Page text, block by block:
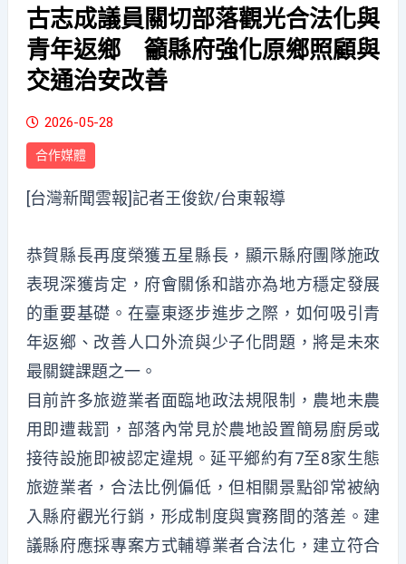
古志成議員關切部落觀光合法化與
青年返鄉 籲縣府強化原鄉照顧與
交通治安改善
2026-05-28
合作媒體
[台灣新聞雲報]記者王俊欽/台東報導
恭賀縣長再度榮獲五星縣長，顯示縣府團隊施政
表現深獲肯定，府會關係和諧亦為地方穩定發展
的重要基礎。在臺東逐步進步之際，如何吸引青
年返鄉、改善人口外流與少子化問題，將是未來
最關鍵課題之一。
目前許多旅遊業者面臨地政法規限制，農地未農
用即遭裁罰，部落內常見於農地設置簡易廚房或
接待設施即被認定違規。延平鄉約有7至8家生態
旅遊業者，合法比例偏低，但相關景點卻常被納
入縣府觀光行銷，形成制度與實務間的落差。建
議縣府應採專案方式輔導業者合法化，建立符合